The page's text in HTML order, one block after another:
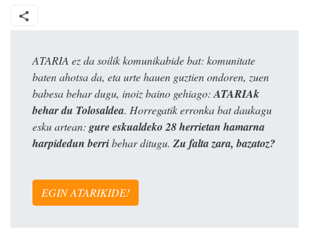
ATARIA ez da soilik komunikabide bat: komunitate
baten ahotsa da, eta urte hauen guztien ondoren, zuen
babesa behar dugu, inoiz baino gehiago: ATARIAk
behar du Tolosaldea. Horregatik erronka bat daukagu
esku artean: gure eskualdeko 28 herrietan hamarna
harpidedun berribehar ditugu. Zu falta zara, bazatoz?
EGIN ATARIKIDE!